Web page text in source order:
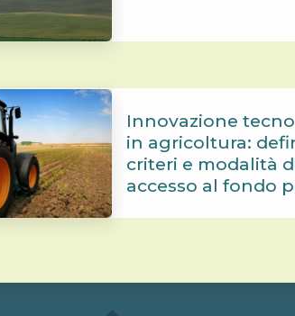
Innovazione
in agricoltura:
criteri e modalità
accesso al fondo